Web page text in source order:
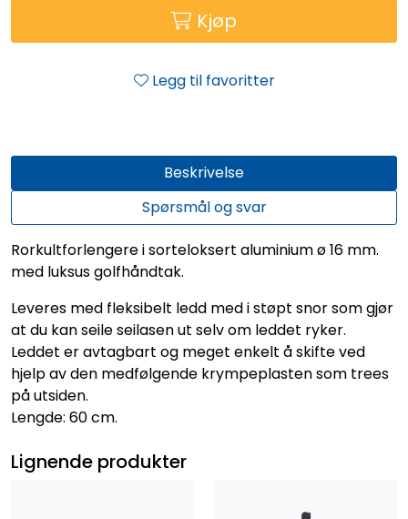
Kjøp
Legg til favoritter
Beskrivelse
Spørsmål og svar
Rorkultforlengere i sorteloksert aluminium ø 16 mm.
med luksus golfhåndtak.
Leveres med fleksibelt ledd med i støpt snor som gjør
at du kan seile seilasen ut selv om leddet ryker.
Leddet er avtagbart og meget enkelt å skifte ved
hjelp av den medfølgende krympeplasten som trees
på utsiden.
Lengde: 60 cm.
Lignende produkter